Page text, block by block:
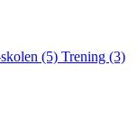
(5) Trening (3)